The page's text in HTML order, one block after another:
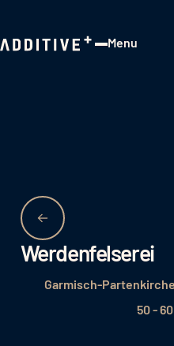
Menu
Werdenfelserei
Garmisch-
50 -